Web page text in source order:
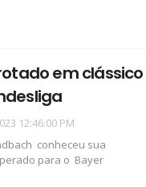
em clássico
12:46:00 PM
conheceu sua
para o Bayer